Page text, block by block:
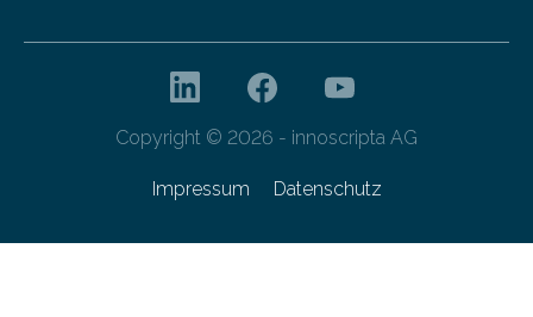
Copyright © 2026 - innoscripta AG
Impressum Datenschutz